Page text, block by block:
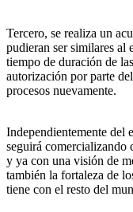
Tercero, se realiza un
pudieran ser similares al
tiempo de duración de
autorización por parte
procesos nuevamente.
Independientemente del
seguirá comercializando
y ya con una visión de
también la fortaleza de
tiene con el resto del